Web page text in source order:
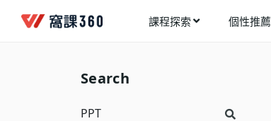
課程探索 個性推薦
創造者
今天想要學什麼?
Search